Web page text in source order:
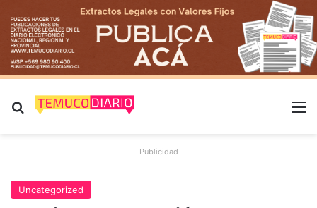
Buscar por
Publicidad
Uncategorized